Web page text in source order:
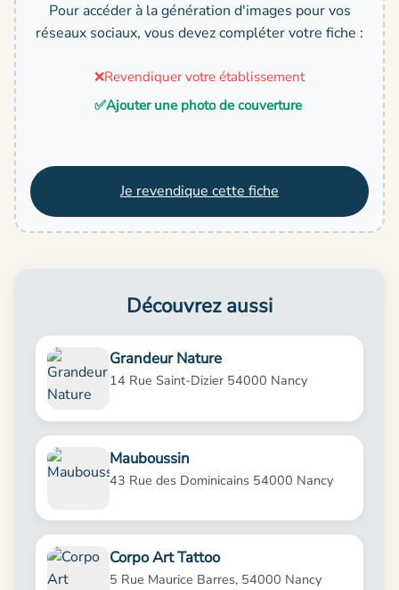
Pour accéder à la génération d'images pour vos
réseaux sociaux, vous devez compléter votre fiche :
❌Revendiquer votre établissement
✅Ajouter une photo de couverture
Je revendique cette fiche
Découvrez aussi
Grandeur Nature
14 Rue Saint-Dizier 54000 Nancy
Mauboussin
43 Rue des Dominicains 54000 Nancy
Corpo Art Tattoo
5 Rue Maurice Barres, 54000 Nancy